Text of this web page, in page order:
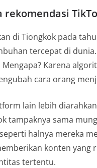
rekomendasi
di Tiongkok pada
tercepat di
Karena
cara orang
lain lebih
tampaknya sama
halnya mereka
konten yang
tertentu.